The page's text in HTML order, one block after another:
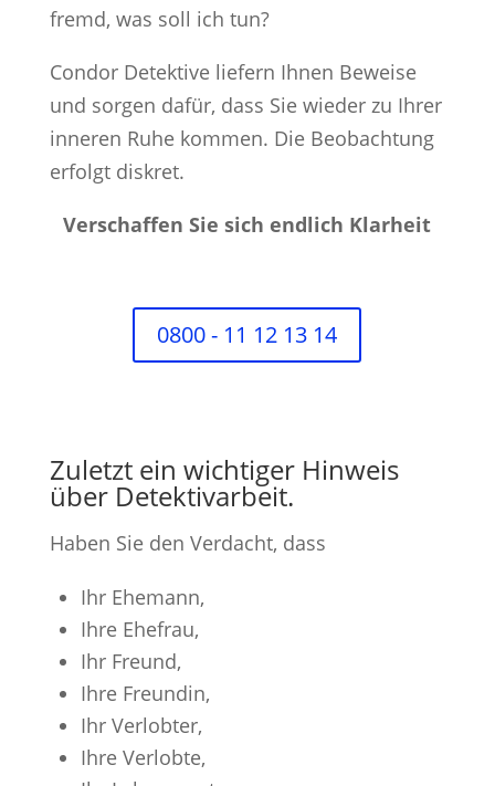
fremd, was soll ich tun?
Condor Detektive liefern Ihnen Beweise
und sorgen dafür, dass Sie wieder zu Ihrer
inneren Ruhe kommen. Die Beobachtung
erfolgt diskret.
Verschaffen Sie sich endlich Klarheit
0800 - 11 12 13 14
Zuletzt ein wichtiger Hinweis
über Detektivarbeit.
Haben Sie den Verdacht, dass
Ihr Ehemann,
Ihre Ehefrau,
Ihr Freund,
Ihre Freundin,
Ihr Verlobter,
Ihre Verlobte,